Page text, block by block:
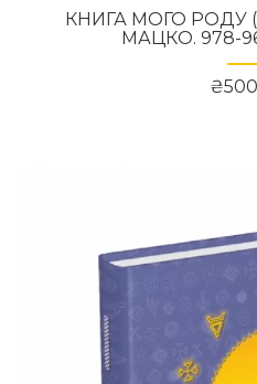
КНИГА МОГО РОДУ
МАЦКО. 978-